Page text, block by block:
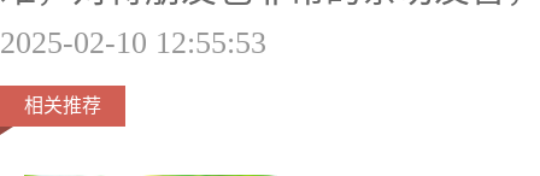
2025-02-10 12:55:53
相关推荐